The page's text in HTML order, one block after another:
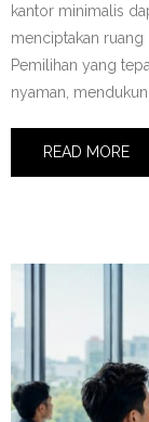
kantor minimalis
menciptakan ruang
Pemilihan yang
nyaman,
READ MORE